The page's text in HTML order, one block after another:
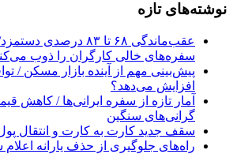
نوشته‌های تازه
عقب‌ماندگی ۶۸ تا ۸۳
سفره‌های خالی کارگران را ذوب
پیش‌بینی مهم از آینده بازار مسکن /
افزایش می‌دهد؟
آمار تازه از سفره ایرانی‌ها / کاهش
گرانی‌های سنگین
سقف جدید کارت به کارت و انتقال
راه‌های جلوگیری از حذف یارانه اعلام